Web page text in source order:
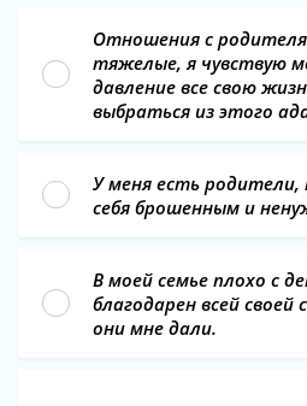
Отношения с
тяжелые, я чувствую
давление все свою
выбраться из этого
У меня есть
себя брошенным и
В моей семье плохо с
благодарен всей
они мне дали.